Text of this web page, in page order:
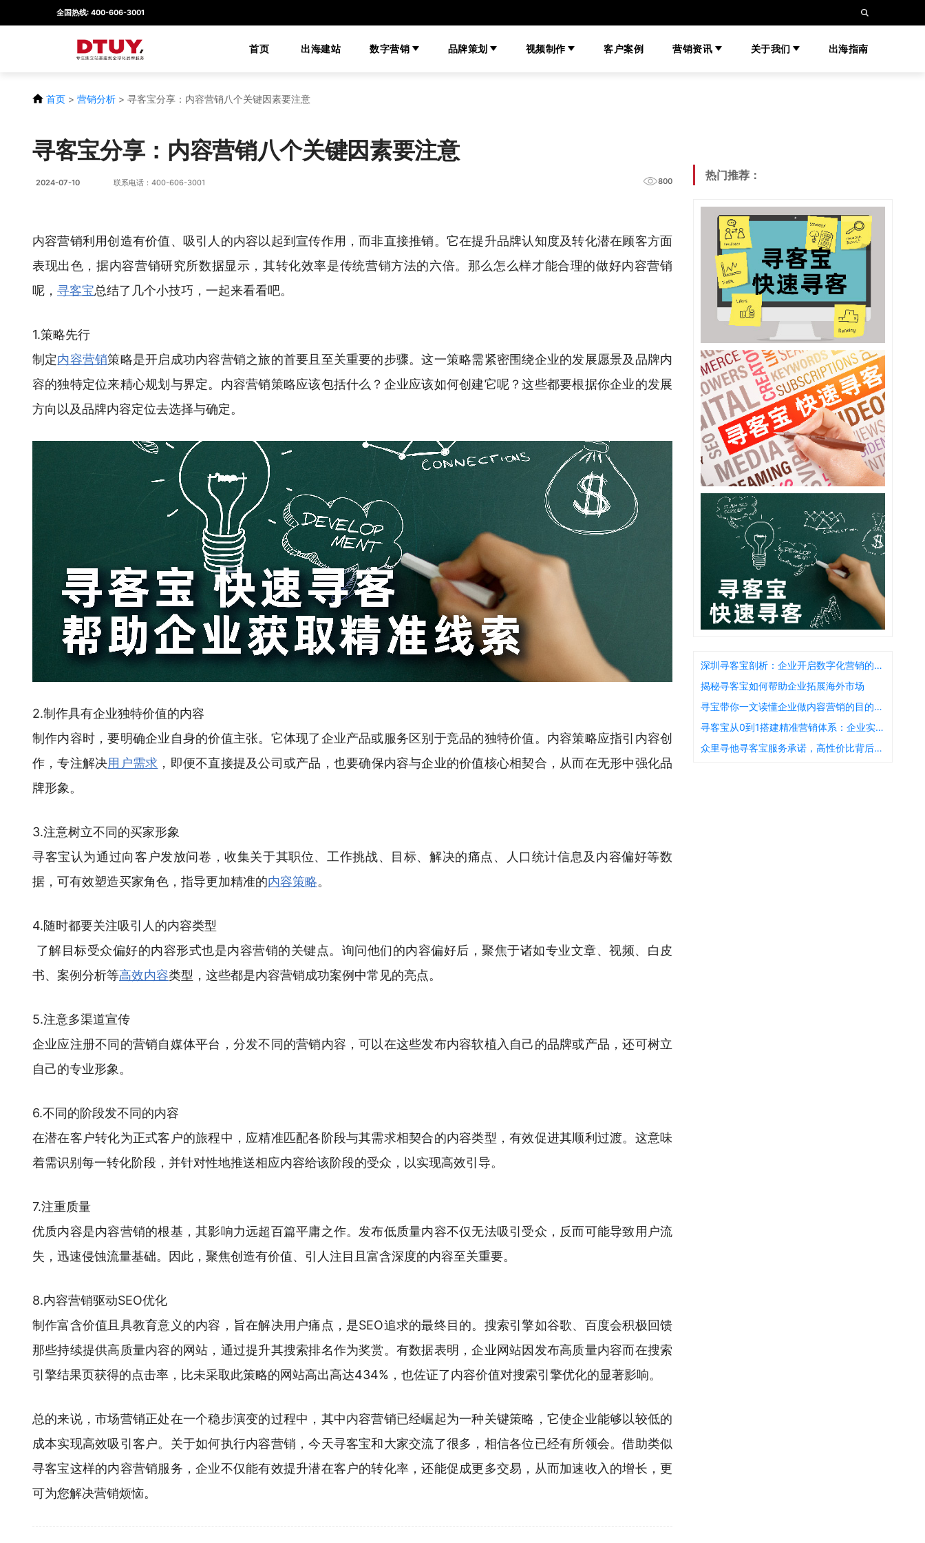
全国热线: 400-606-3001
首页 出海建站 数字营销 品牌策划 视频制作 客户案例 营销资讯 关于我们 出海指南
首页 > 营销分析 > 寻客宝分享：内容营销八个关键因素要注意
寻客宝分享：内容营销八个关键因素要注意
2024-07-10 联系电话：400-606-3001 800
内容营销利用创造有价值、吸引人的内容以起到宣传作用，而非直接推销。它在提升品牌认知度及转化潜在顾客方面
表现出色，据内容营销研究所数据显示，其转化效率是传统营销方法的六倍。 那么怎么样才能合理的做好内容营销
呢， 寻客宝总结了几个小技巧，一起来看看吧。
1.策略先行
制定内容营销策略是开启成功内容营销之旅的首要且至关重要的步骤。这一策略需紧密围绕企业的发展愿景及品牌内
容的独特定位来精心规划与界定。内容营销策略应该包括什么？企业应该如何创建它呢？这些都要根据你企业的发展
方向以及品牌内容定位去选择与确定。
2.制作具有企业独特价值的内容
制作内容时，要明确企业自身的价值主张。它体现了企业产品或服务区别于竞品的独特价值。内容策略应指引内容创
作，专注解决用户需求 ，即便不直接提及公司或产品，也要确保内容与企业的价值核心相契合，从而在无形中强化品
牌形象。
3.注意树立不同的买家形象
寻客宝认为通过向客户发放问卷，收集关于其职位、工作挑战、目标、解决的痛点、人口统计信息及内容偏好等数
据，可有效塑造买家角色，指导更加精准的内容策略。
4.随时都要关注吸引人的内容类型
了解目标受众偏好的内容形式也是内容营销的关键点。询问他们的内容偏好后，聚焦于诸如专业文章、视频、白皮
书、案例分析等高效内容类型，这些都是内容营销成功案例中常见的亮点。
5.注意多渠道宣传
企业应注册不同的营销自媒体平台，分发不同的营销内容，可以在这些发布内容软植入自己的品牌或产品，还可树立
自己的专业形象。
6.不同的阶段发不同的内容
在潜在客户转化为正式客户的旅程中，应精准匹配各阶段与其需求相契合的内容类型，有效促进其顺利过渡。这意味
着需识别每一转化阶段，并针对性地推送相应内容给该阶段的受众，以实现高效引导。
7.注重质量
优质内容是内容营销的根基，其影响力远超百篇平庸之作。发布低质量内容不仅无法吸引受众，反而可能导致用户流
失，迅速侵蚀流量基础。因此，聚焦创造有价值、引人注目且富含深度的内容至关重要。
8.内容营销驱动SEO优化
制作富含价值且具教育意义的内容，旨在解决用户痛点，是SEO追求的最终目的。搜索引擎如谷歌、百度会积极回馈
那些持续提供高质量内容的网站，通过提升其搜索排名作为奖赏。有数据表明，企业网站因发布高质量内容而在搜索
引擎结果页获得的点击率，比未采取此策略的网站高出高达434%，也佐证了内容价值对搜索引擎优化的显著影响。
总的来说，市场营销正处在一个稳步演变的过程中，其中内容营销已经崛起为一种关键策略，它使企业能够以较低的
成本实现高效吸引客户。关于如何执行内容营销，今天寻客宝和大家交流了很多，相信各位已经有所领会。借助类似
寻客宝这样的内容营销服务，企业不仅能有效提升潜在客户的转化率，还能促成更多交易，从而加速收入的增长，更
可为您解决营销烦恼。
热门推荐：
深圳寻客宝剖析：企业开启数字化营销的重要性
揭秘寻客宝如何帮助企业拓展海外市场
寻宝带你一文读懂企业做内容营销的目的是什么
寻客宝从0到1搭建精准营销体系：企业实践指南
众里寻他寻客宝服务承诺，高性价比背后的质量保障是什么